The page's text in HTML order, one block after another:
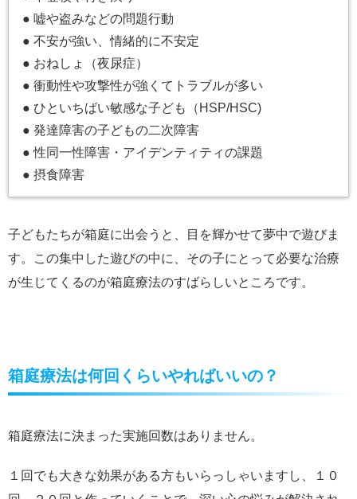
● 嘘や盗みなどの問題行動
● 不安が強い、情緒的に不安定
● おねしょ（夜尿症）
● 衝動性や攻撃性が強くてトラブルが多い
● ひといちばい敏感な子ども（HSP/HSC)
● 発達障害の子どもの二次障害
● 性同一性障害・アイデンティティの課題
● 摂食障害
子どもたちが箱庭に出会うと、目を輝かせて夢中で遊びま
す。この集中した遊びの中に、その子にとって必要な治療
が生じてくるのが箱庭療法のすばらしいところです。
箱庭療法は何回くらいやればいいの？
箱庭療法に決まった実施回数はありません。
１回でも大きな効果がある方もいらっしゃいますし、１０